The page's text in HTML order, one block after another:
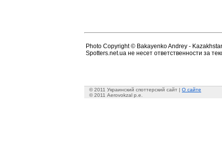
Photo Copyright © Bakayenko Andrey -
Spotters.net.ua не несет ответственности за
© 2011 Украинский споттерский сайт | О сайте
© 2011 Aerovokzal p.e.